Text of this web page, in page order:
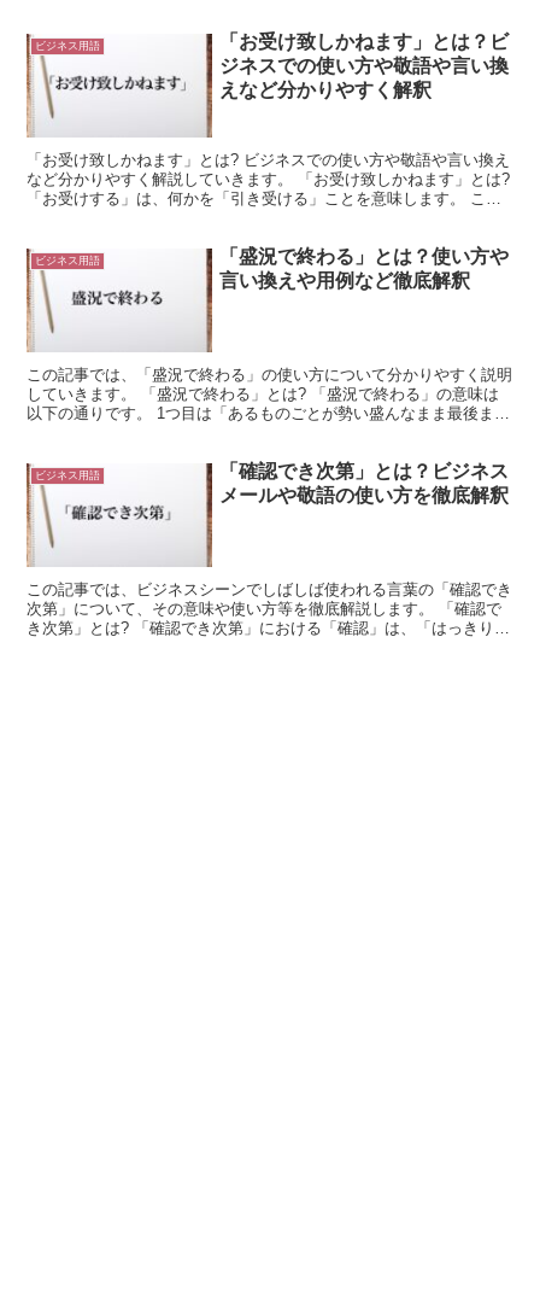
ビジネス用語
「お受け致しかねます」とは？ビ
ジネスでの使い方や敬語や言い換
えなど分かりやすく解釈
「お受け致しかねます」とは? ビジネスでの使い方や敬語や言い換え
など分かりやすく解説していきます。 「お受け致しかねます」とは?
「お受けする」は、何かを「引き受ける」ことを意味します。 この
ビジネス用語
「盛況で終わる」とは？使い方や
言い換えや用例など徹底解釈
この記事では、「盛況で終わる」の使い方について分かりやすく説明
していきます。 「盛況で終わる」とは? 「盛況で終わる」の意味は
以下の通りです。 1つ目は「あるものごとが勢い盛んなまま最後まで
ビジネス用語
「確認でき次第」とは？ビジネス
メールや敬語の使い方を徹底解釈
この記事では、ビジネスシーンでしばしば使われる言葉の「確認でき
次第」について、その意味や使い方等を徹底解説します。 「確認で
き次第」とは? 「確認でき次第」における「確認」は、「はっきりと